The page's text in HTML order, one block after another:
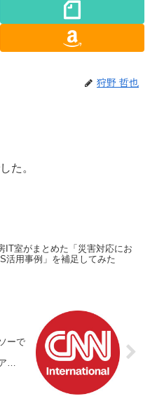
狩野 哲也
た。
IT室がまとめた「災害対応にお
活用事例」を補足してみた
ーで